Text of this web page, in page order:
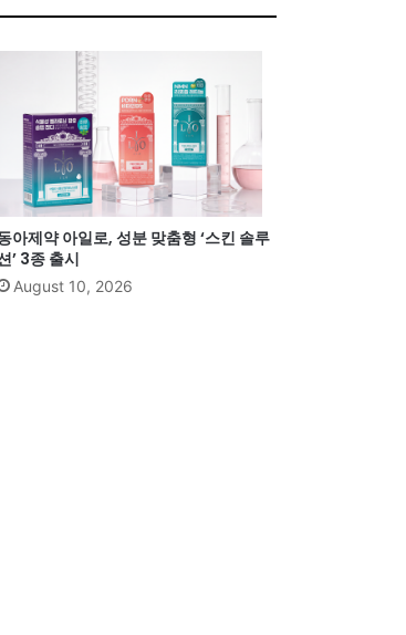
아제약 아일로, 성분 맞춤형 ‘스킨 솔루
’ 3종 출시
August 10, 2026